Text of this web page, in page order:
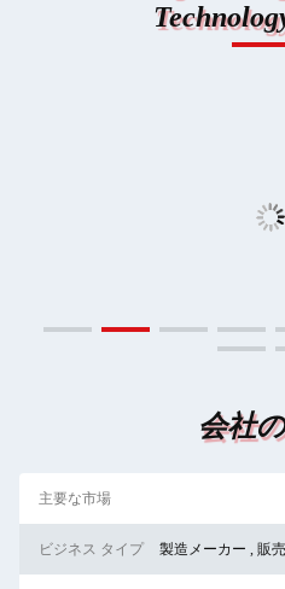
会社
主要な市場
ビジネス タイプ 製造メーカー , 販売